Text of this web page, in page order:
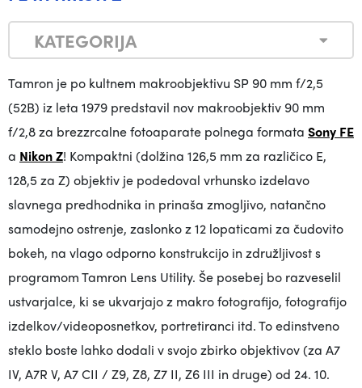
KATEGORIJA
Tamron je po kultnem makroobjektivu SP 90 mm f/2,5
(52B) iz leta 1979 predstavil nov makroobjektiv 90 mm
f/2,8 za brezzrcalne fotoaparate polnega formata Sony FE
a Nikon Z! Kompaktni (dolžina 126,5 mm za različico E,
128,5 za Z) objektiv je podedoval vrhunsko izdelavo
slavnega predhodnika in prinaša zmogljivo, natančno
samodejno ostrenje, zaslonko z 12 lopaticami za čudovito
bokeh, na vlago odporno konstrukcijo in združljivost s
programom Tamron Lens Utility. Še posebej bo razveselil
ustvarjalce, ki se ukvarjajo z makro fotografijo, fotografijo
izdelkov/videoposnetkov, portretiranci itd. To edinstveno
steklo boste lahko dodali v svojo zbirko objektivov (za A7
IV, A7R V, A7 CII / Z9, Z8, Z7 II, Z6 III in druge) od 24. 10.